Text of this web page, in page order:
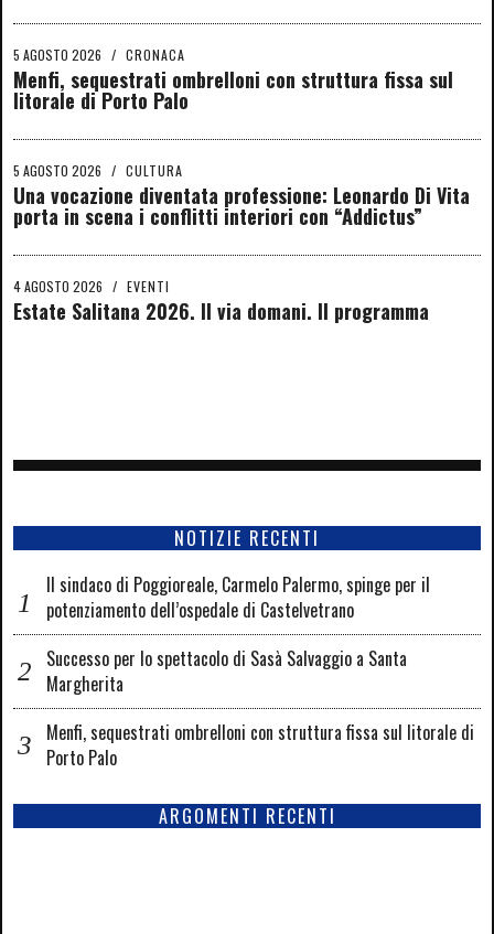
5 AGOSTO 2026 / CRONACA
Menfi, sequestrati ombrelloni con struttura fissa sul
litorale di Porto Palo
5 AGOSTO 2026 / CULTURA
Una vocazione diventata professione: Leonardo Di Vita
porta in scena i conflitti interiori con “Addictus”
4 AGOSTO 2026 / EVENTI
Estate Salitana 2026. Il via domani. Il programma
NOTIZIE RECENTI
Il sindaco di Poggioreale, Carmelo Palermo, spinge per il
potenziamento dell’ospedale di Castelvetrano
Successo per lo spettacolo di Sasà Salvaggio a Santa
Margherita
Menfi, sequestrati ombrelloni con struttura fissa sul litorale di
Porto Palo
ARGOMENTI RECENTI